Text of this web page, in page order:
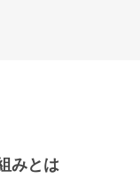
みとは